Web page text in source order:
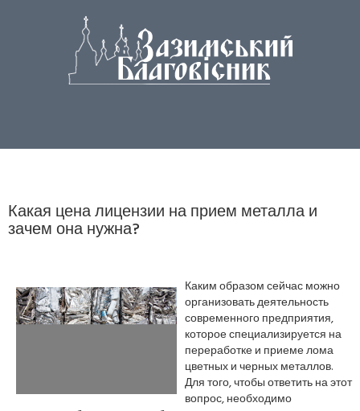
Какая цена лицензии на прием металла и
зачем она нужна?
Каким образом сейчас можно
организовать деятельность
современного предприятия,
которое специализируется на
переработке и приеме лома
цветных и черных металлов.
Для того, чтобы ответить на этот
вопрос, необходимо